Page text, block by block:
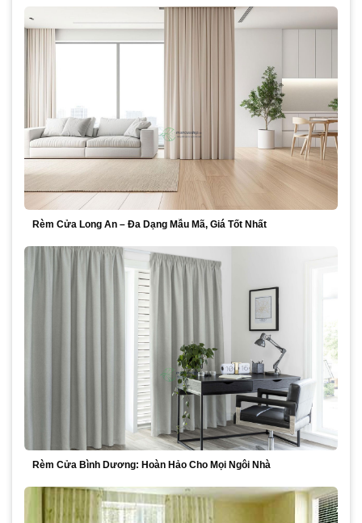
Rèm Cửa Long An – Đa Dạng Mẫu Mã, Giá Tốt Nhất
Rèm Cửa Bình Dương: Hoàn Hảo Cho Mọi Ngôi Nhà